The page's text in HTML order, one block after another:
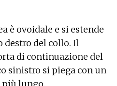
è ovoidale e si estende
del collo. Il
di continuazione del
sinistro si piega con un